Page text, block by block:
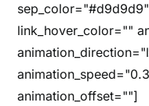
link_hover_color=""
animation_offset=""]